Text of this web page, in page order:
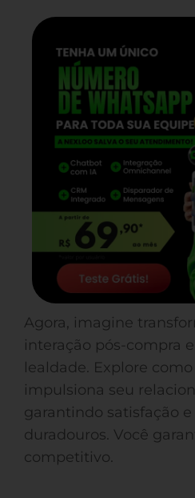
Agora, imagine
interação pós-compra
lealdade. Explore
impulsiona seu
garantindo satisfação
duradouros. Você
competitivo.